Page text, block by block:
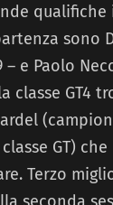
sono
– e Paolo
classe GT4
GT)
Terzo
seconda